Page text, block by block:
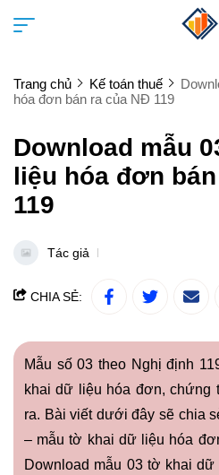
Trang chủ Kế toán thuế
hóa đơn bán ra của NĐ 119
Download mẫu
liệu hóa đơn
119
Tác giả
CHIA SẺ:
Mẫu số 03 theo Nghị định
khai dữ liệu hóa đơn, chứng
ra. Bài viết dưới đây sẽ chia
– mẫu tờ khai dữ liệu hóa
Download mẫu 03 tờ khai